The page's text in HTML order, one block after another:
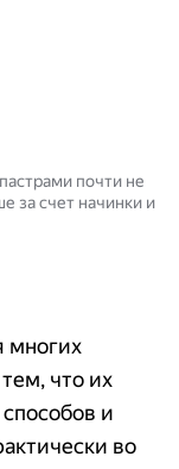
почти не
за счет начинки и
многих
что их
и
во